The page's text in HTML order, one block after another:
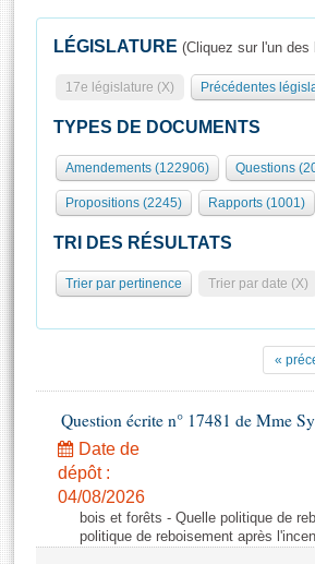
Présidence
577 députés
Groupes politiques
Séance publique
Commissions et autres organes
Europe et International
Pétitions
Projets de loi
Propositions de loi
Amendements
Textes adoptés
Rôle et pouvoirs de l'Assemblée
Organisation de l'Assemblée
Présidence Conférence des Présidents
Statistiques et chiffres clés
( Constitution | Règlement de
Histoire
Juniors
Anciennes législatures
Visiter l'Assemblée
Visite virtuelle du palais Bourbon
Assister à une séance
Contacts et plan d'accès
Photos libres de droit
LÉGISLATURE (Cliquez sur l'un
17e législature (X) Précédentes
TYPES DE DOCUMENTS
Amendements (122906) Questions
Propositions (2245) Rapports (1001)
TRI DES RÉSULTATS
Trier par pertinence Trier par date (X)
«
Question écrite n° 17481 de Mme
Date de
dépôt :
04/08/2026
bois et forêts - Quelle politique de
politique de reboisement après